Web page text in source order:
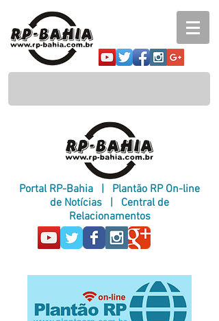
Portal RP-Bahia | Plantão RP On-line
de Notícias | Central de
Relacionamentos